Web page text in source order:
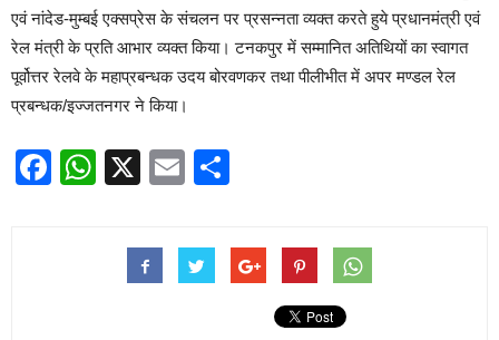
एवं नांदेड-मुम्बई एक्सप्रेस के संचलन पर प्रसन्नता व्यक्त करते हुये प्रधानमंत्री एवं
रेल मंत्री के प्रति आभार व्यक्त किया। टनकपुर में सम्मानित अतिथियों का स्वागत
पूर्वोत्तर रेलवे के महाप्रबन्धक उदय बोरवणकर तथा पीलीभीत में अपर मण्डल रेल
प्रबन्धक/इज्जतनगर ने किया।
Facebook
WhatsApp
X Email